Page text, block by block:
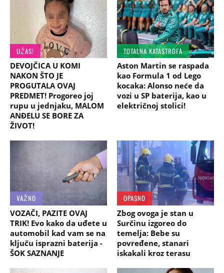
UŽAS!
DEVOJČICA U KOMI
NAKON ŠTO JE
PROGUTALA OVAJ
PREDMET! Progoreo joj
rupu u jednjaku, MALOM
ANĐELU SE BORE ZA
ŽIVOT!
TOTALNA KATASTROFA
Aston Martin se raspada
kao Formula 1 od Lego
kocaka: Alonso neće da
vozi u SP baterija, kao u
električnoj stolici!
VAŽNO
VOZAČI, PAZITE OVAJ
TRIK! Evo kako da uđete u
automobil kad vam se na
ključu isprazni baterija -
ŠOK SAZNANJE
OPASNO
Zbog ovoga je stan u
Surčinu izgoreo do
temelja: Bebe su
povređene, stanari
iskakali kroz terasu